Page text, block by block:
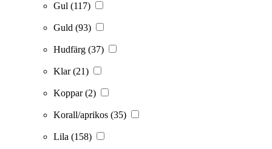
Gul (117)
Guld (93)
Hudfärg (37)
Klar(21)
Koppar(2)
Korall/aprikos (35)
Lila (158)